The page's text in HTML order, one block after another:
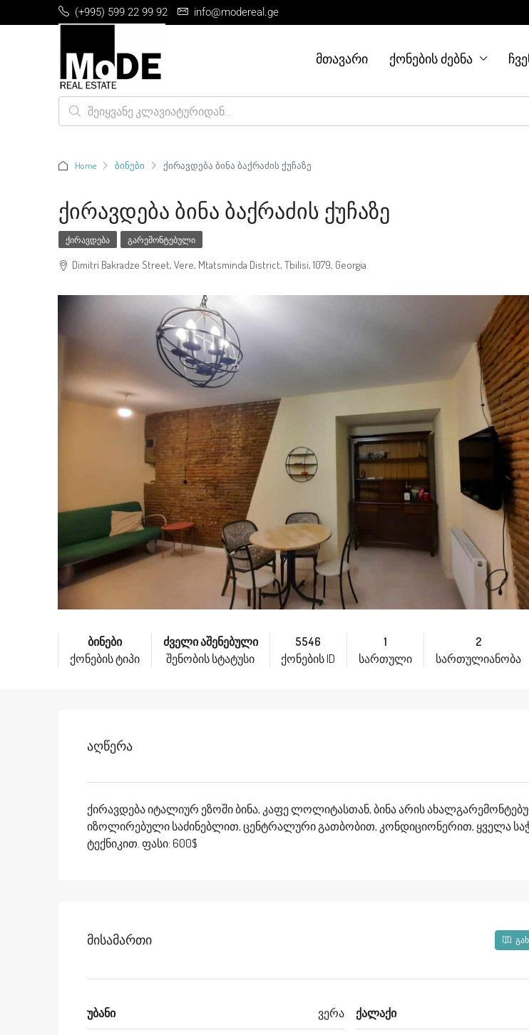
(+995) 599 22 99 92 info@modereal.ge
ᲛᲗᲐᲕᲐᲠᲘ ᲥᲝᲜᲔᲑᲘᲡ ᲫᲔᲑᲜᲐ
Home ბინები ქირავდება ბინა ბაქრაძის ქუჩაზე
Ქირავდება Ბინა Ბაქრაძის Ქუჩაზე
ᲥᲘᲠᲐᲕᲓᲔᲑᲐ ᲒᲐᲠᲔᲛᲝᲜᲢᲔᲑᲣᲚᲘ
Dimitri Bakradze Street, Vere, Mtatsminda District, Tbilisi, 1079, Georgia
ბინები
ქონების ტიპი
ძველი აშენებული
შენობის სტატუსი
5546
ქონების ID
1
სართული
2
სართულიანობა
Აღწერა
ქირავდება იტალიურ ეზოში ბინა, კაფე ლოლიტასთან, ბინა არის
იზოლირებული საძინებლით, ცენტრალური გათბობით, კონდიციონერით, ყველა
ტექნიკით. ფასი: 600$
Მისამართი
უბანი ვერა ქალაქი